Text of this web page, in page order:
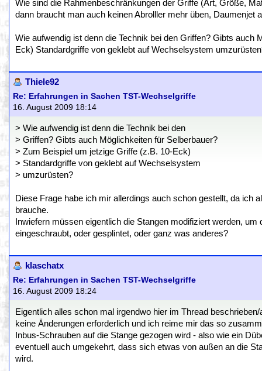
Wie sind die Rahmenbeschränkungen der Griffe (Art, Größe,
dann braucht man auch keinen Abrolller mehr üben, Daumenjet
Wie aufwendig ist denn die Technik bei den Griffen? Gibts
Eck) Standardgriffe von geklebt auf Wechselsystem
Thiele92
Re: Erfahrungen in Sachen TST-Wechselgriffe
16. August 2009 18:14
> Wie aufwendig ist denn die Technik bei den
> Griffen? Gibts auch Möglichkeiten für Selberbauer?
> Zum Beispiel um jetzige Griffe (z.B. 10-Eck)
> Standardgriffe von geklebt auf Wechselsystem
> umzurüsten?
Diese Frage habe ich mir allerdings auch schon gestellt, da ich
brauche.
Inwiefern müssen eigentlich die Stangen modifiziert werden,
eingeschraubt, oder gesplintet, oder ganz was anderes?
klaschatx
Re: Erfahrungen in Sachen TST-Wechselgriffe
16. August 2009 18:24
Eigentlich alles schon mal irgendwo hier im Thread
keine Änderungen erforderlich und ich reime mir das so
Inbus-Schrauben auf die Stange gezogen wird - also wie ein
eventuell auch umgekehrt, dass sich etwas von außen an die
wird.